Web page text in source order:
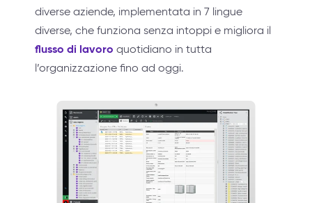
diverse aziende, implementata in 7 lingue
diverse, che funziona senza intoppi e migliora il
flusso di lavoro quotidiano in tutta
l’organizzazione fino ad oggi.